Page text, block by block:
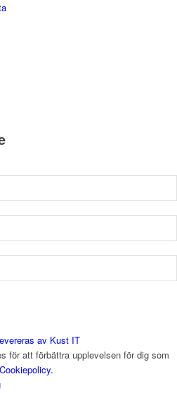
av Kust IT
för att förbättra upplevelsen för dig som